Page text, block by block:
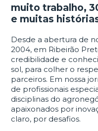
muito trabalho,
e muitas
Desde a abertura de
2004, em Ribeirão
credibilidade e
sol, para colher o
parceiros. Em nossa
de profissionais
disciplinas do
apaixonados por
claro, por desafios.